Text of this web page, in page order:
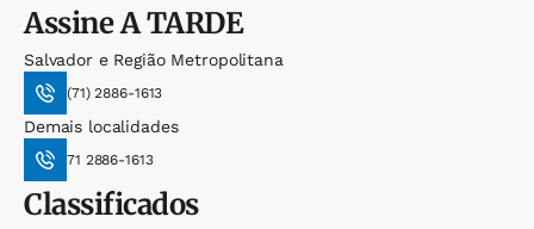
AssineA TARDE
Salvador e Região Metropolitana
(71) 2886-1613
Demais localidades
71 2886-1613
Classificados